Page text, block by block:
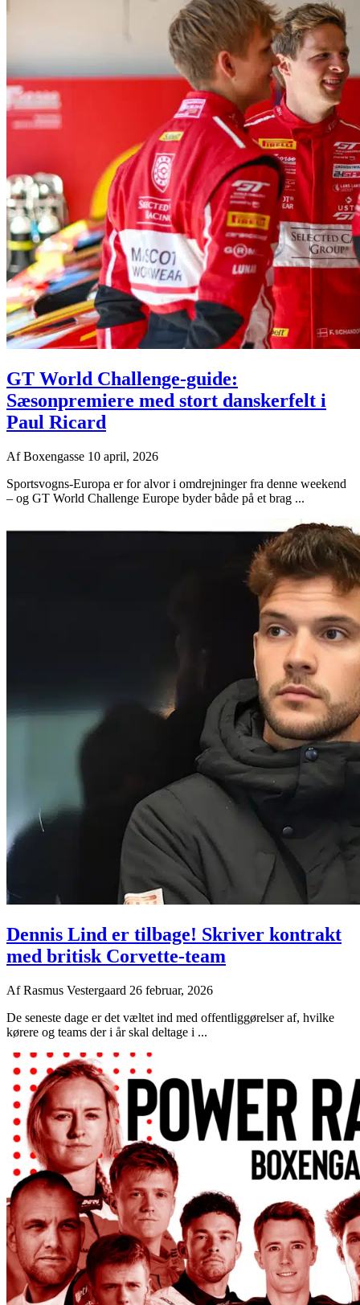
GT World Challenge-guide:
Sæsonpremiere med stort danskerfelt i
Paul Ricard
AfBoxengasse 10 april, 2026
Sportsvogns-Europa er for alvor i omdrejninger fra denne weekend
– og GT World Challenge Europe byder både på et brag ...
Dennis Lind er tilbage! Skriver kontrakt
med britisk Corvette-team
AfRasmus Vestergaard 26 februar, 2026
De seneste dage er det væltet ind med offentliggørelser af, hvilke
kørere og teams der i år skal deltage i ...